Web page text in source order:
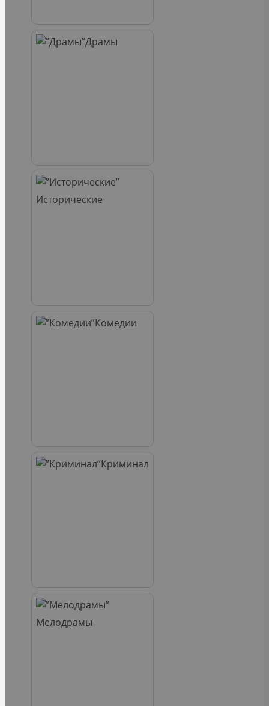
Драмы
Исторические
Комедии
Криминал
Мелодрамы